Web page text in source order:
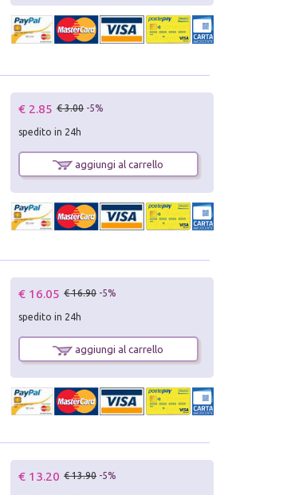
€ 2.85 € 3.00 -5%
spedito in 24h
aggiungi al carrello
€ 16.05 € 16.90 -5%
spedito in 24h
aggiungi al carrello
€ 13.20 € 13.90 -5%